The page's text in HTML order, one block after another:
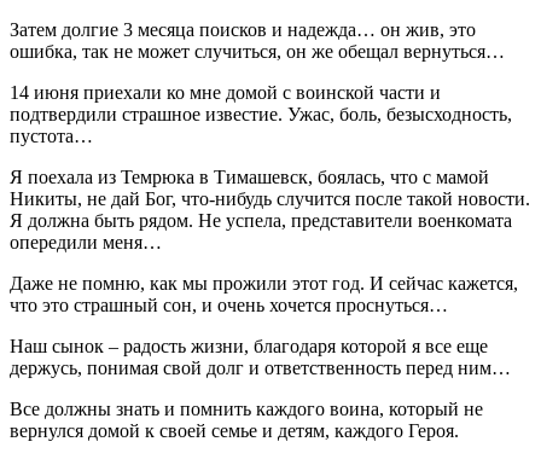
Затем долгие 3 месяца поисков и надежда… он жив, это
ошибка, так не может случиться, он же обещал вернуться…
14 июня приехали ко мне домой с воинской части и
подтвердили страшное известие. Ужас, боль, безысходность,
пустота…
Я поехала из Темрюка в Тимашевск, боялась, что с мамой
Никиты, не дай Бог, что-нибудь случится после такой новости.
Я должна быть рядом. Не успела, представители военкомата
опередили меня…
Даже не помню, как мы прожили этот год. И сейчас кажется,
что это страшный сон, и очень хочется проснуться…
Наш сынок – радость жизни, благодаря которой я все еще
держусь, понимая свой долг и ответственность перед ним…
Все должны знать и помнить каждого воина, который не
вернулся домой к своей семье и детям, каждого Героя.